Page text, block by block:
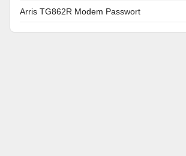
Arris TG862R Modem Passwort